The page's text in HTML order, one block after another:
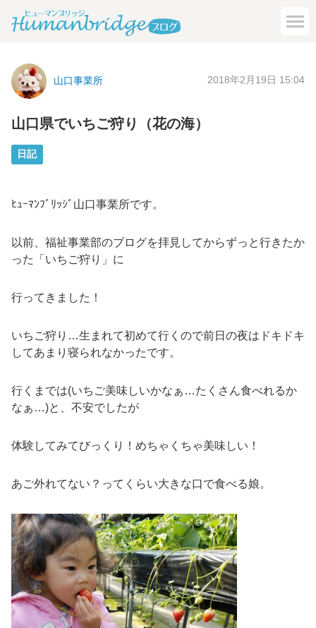
山口事業所 2018年2月19日 15:04
山口県でいちご狩り（花の海）
日記
ﾋｭｰﾏﾝﾌﾞﾘｯｼﾞ山口事業所です。
以前、福祉事業部のブログを拝見してからずっと行きたか
った「いちご狩り」に
行ってきました！
いちご狩り…生まれて初めて行くので前日の夜はドキドキ
してあまり寝られなかったです。
行くまでは(いちご美味しいかなぁ…たくさん食べれるか
なぁ…)と、不安でしたが
体験してみてびっくり！めちゃくちゃ美味しい！
あご外れてない？ってくらい大きな口で食べる娘。